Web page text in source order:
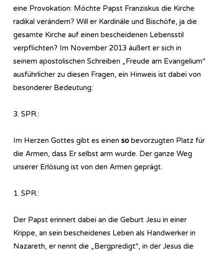
eine Provokation: Möchte Papst Franziskus die Kirche
radikal verändern? Will er Kardinäle und Bischöfe, ja die
gesamte Kirche auf einen bescheidenen Lebensstil
verpflichten? Im November 2013 äußert er sich in
seinem apostolischen Schreiben „Freude am Evangelium“
ausführlicher zu diesen Fragen, ein Hinweis ist dabei von
besonderer Bedeutung:
3. SPR.:
Im Herzen Gottes gibt es einen so bevorzugten Platz für
die Armen, dass Er selbst arm wurde. Der ganze Weg
unserer Erlösung ist von den Armen geprägt.
1. SPR.:
Der Papst erinnert dabei an die Geburt Jesu in einer
Krippe, an sein bescheidenes Leben als Handwerker in
Nazareth, er nennt die „Bergpredigt“, in der Jesus die